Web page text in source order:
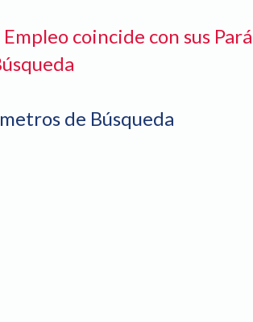
coincide con sus
de Búsqueda